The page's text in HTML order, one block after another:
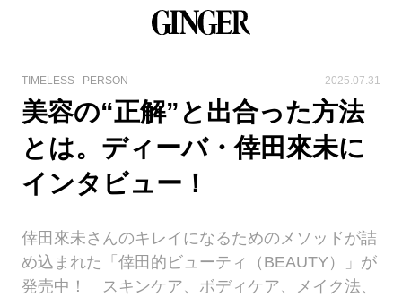
TIMELESS PERSON 2025.07.31
美容の“正解”と出合った方法
とは。ディーバ・倖田來未に
インタビュー！
倖田來未さんのキレイになるためのメソッドが詰
め込まれた「倖田的ビューティ（BEAUTY）」が
発売中！ スキンケア、ボディケア、メイク法、